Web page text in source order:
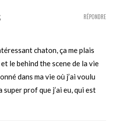
chaton, ça me plais
le behind the scene de la vie
dans ma vie où j’ai voulu
super prof que j’ai eu, qui est
RÉPONDRE